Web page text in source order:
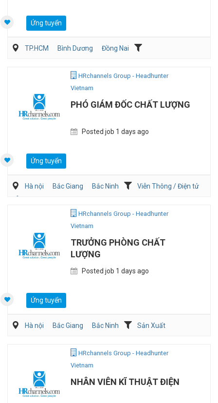
Ứng tuyển
TP.HCM Bình Dương
Đồng Nai
HRchannels Group - Headhunter
Vietnam
PHÓ GIÁM ĐỐC CHẤT LƯỢNG
Posted job 1 days ago
Ứng tuyển
Hà nội Bắc Giang Bắc Ninh
Viễn Thông / Điện tử
HRchannels Group - Headhunter
Vietnam
TRƯỞNG PHÒNG CHẤT
LƯỢNG
Posted job 1 days ago
Ứng tuyển
Hà nội Bắc Giang Bắc Ninh
Sản Xuất
HRchannels Group - Headhunter
Vietnam
NHÂN VIÊN KĨ THUẬT ĐIỆN